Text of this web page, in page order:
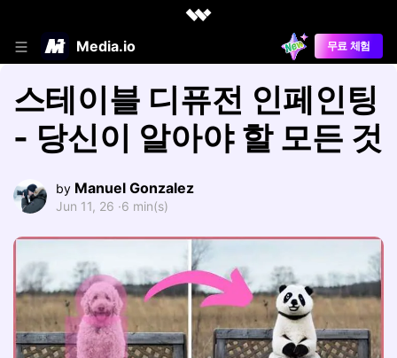
Media.io 무료 체험
스테이블 디퓨전 인페인팅
- 당신이 알아야 할 모든 것
by Manuel Gonzalez
Jun 11, 26 ·6 min(s)